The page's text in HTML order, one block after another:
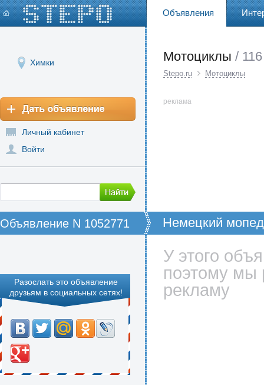
Объявления
Химки
Личный кабинет
Войти
Мотоциклы / 116
Stepo.ru Мотоциклы
реклама
Объявление N 1052771 Немецкий
Разослать это объявление
друзьям в социальных сетях!
У этого
поэтому мы
рекламу